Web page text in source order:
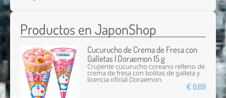
Productos en JaponShop
Cucurucho de Crema de Fresa con
Galletas | Doraemon 15 g
Crujiente cucurucho coreano relleno de
crema de fresa con bolitas de galleta y
licencia oficial Doraemon.
€ 0,69